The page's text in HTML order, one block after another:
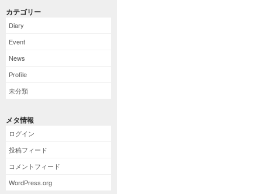
カテゴリー
Diary
Event
News
Profile
未分類
メタ情報
ログイン
投稿フィード
コメントフィード
WordPress.org